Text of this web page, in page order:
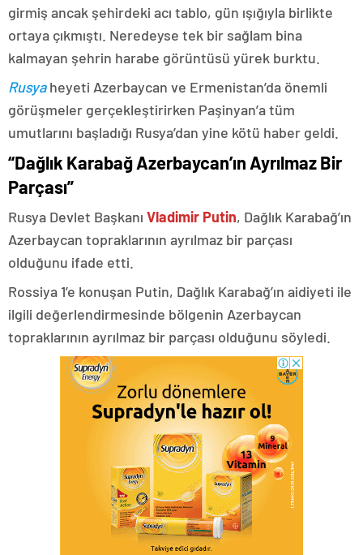
girmiş ancak şehirdeki acı tablo, gün ışığıyla birlikte
ortaya çıkmıştı. Neredeyse tek bir sağlam bina
kalmayan şehrin harabe görüntüsü yürek burktu.
Rusyaheyeti Azerbaycan ve Ermenistan’da önemli
görüşmeler gerçekleştirirken Paşinyan’a tüm
umutlarını başladığı Rusya’dan yine kötü haber geldi.
“Dağlık Karabağ Azerbaycan’ın Ayrılmaz Bir
Parçası”
Rusya Devlet Başkanı Vladimir Putin, Dağlık Karabağ’ın
Azerbaycan topraklarının ayrılmaz bir parçası
olduğunu ifade etti.
Rossiya 1’e konuşan Putin, Dağlık Karabağ’ın aidiyeti ile
ilgili değerlendirmesinde bölgenin Azerbaycan
topraklarının ayrılmaz bir parçası olduğunu söyledi.